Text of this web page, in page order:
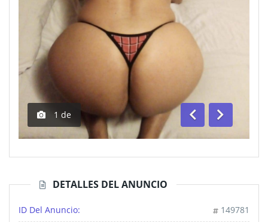
1 de
AnteriorSiguiente
DETALLES DEL ANUNCIO
ID Del Anuncio: 149781